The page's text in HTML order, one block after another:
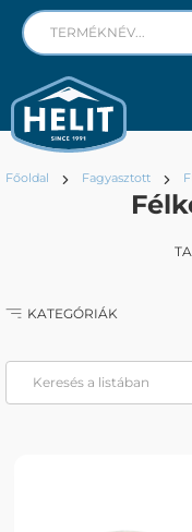
Főoldal Fagyasztott
KATEGÓRIÁK